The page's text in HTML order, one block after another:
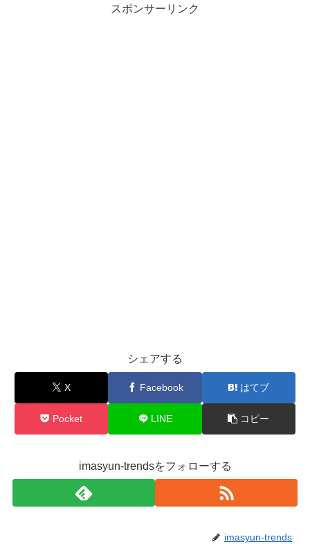
スポンサーリンク
シェアする
X Facebook はてブ
Pocket LINE コピー
imasyun-trendsをフォローする
imasyun-trends